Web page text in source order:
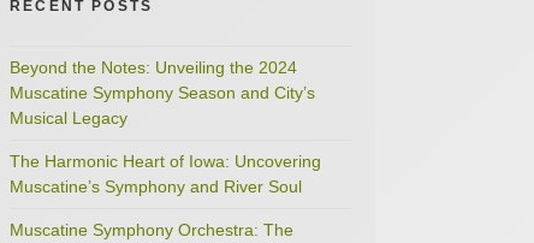
RECENT POSTS
Beyond the Notes: Unveiling the 2024
Muscatine Symphony Season and City’s
Musical Legacy
The Harmonic Heart of Iowa: Uncovering
Muscatine’s Symphony and River Soul
Muscatine Symphony Orchestra: The